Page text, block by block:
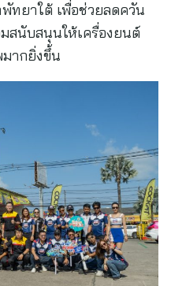
ทยาใต้ เพื่อช่วยลดควัน
สนับสนุนให้เครื่องยนต์
ากยิ่งขึ้น